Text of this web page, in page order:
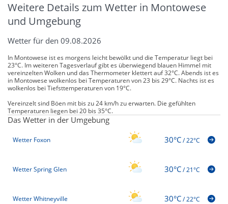
Weitere Details zum Wetter in Montowese
und Umgebung
Wetter für den 09.08.2026
In Montowese ist es morgens leicht bewölkt und die Temperatur liegt bei
23°C. Im weiteren Tagesverlauf gibt es überwiegend blauen Himmel mit
vereinzelten Wolken und das Thermometer klettert auf 32°C. Abends ist es
in Montowese wolkenlos bei Temperaturen von 23 bis 29°C. Nachts ist es
wolkenlos bei Tiefsttemperaturen von 19°C.
Vereinzelt sind Böen mit bis zu 24 km/h zu erwarten. Die gefühlten
Temperaturen liegen bei 20 bis 35°C.
Das Wetter in der Umgebung
Wetter Foxon 30°C/22°C
Wetter Spring Glen 30°C/21°C
Wetter Whitneyville 30°C/22°C